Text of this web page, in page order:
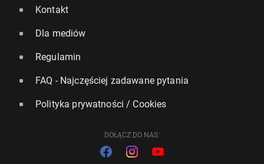
Kontakt
Dla mediów
Regulamin
FAQ - Najczęściej zadawane pytania
Polityka prywatności / Cookies
DOŁĄCZ DO NAS: